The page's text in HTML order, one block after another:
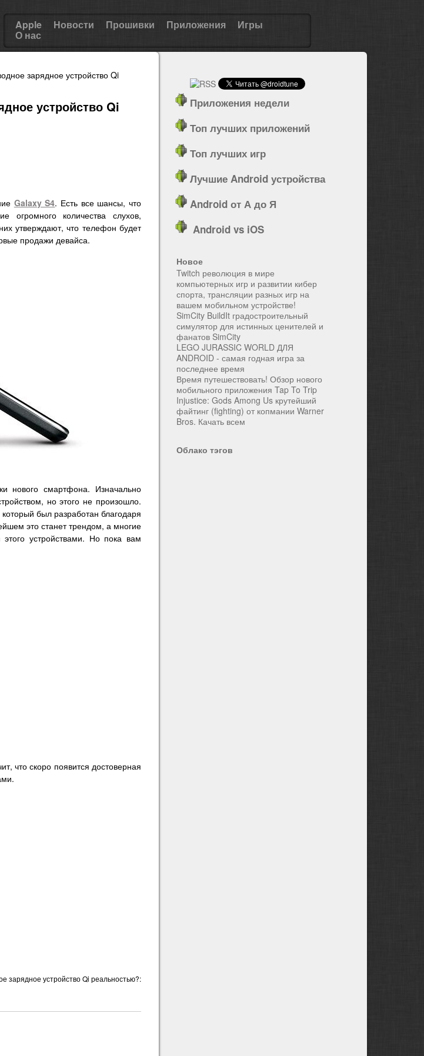
Apple Новости Прошивки Приложения Игры
О нас
зарядное устройство Qi
устройство Qi
Galaxy S4. Есть все шансы, что
количества слухов,
утверждают, что телефон будет
продажи девайса.
нового смартфона. Изначально
но этого не произошло.
который был разработан благодаря
это станет трендом, а многие
устройствами. Но пока вам
что скоро появится достоверная
зарядное устройство Qi реальностью?:
Приложения недели
Топ лучших приложений
Топ лучших игр
Лучшие Android устройства
Android от А до Я
Android vs iOS
Новое
Twitch революция в мире
компьютерных игр и развитии кибер
спорта, трансляции разных игр на
вашем мобильном устройстве!
SimCity BuildIt градостроительный
симулятор для истинных ценителей и
фанатов SimCity
LEGO JURASSIC WORLD ДЛЯ
ANDROID - самая годная игра за
последнее время
Время путешествовать! Обзор нового
мобильного приложения Tap To Trip
Injustice: Gods Among Us крутейший
файтинг (fighting) от копмании Warner
Bros. Качать всем
Облако тэгов